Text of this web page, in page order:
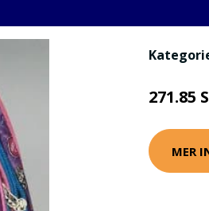
271.85
MER